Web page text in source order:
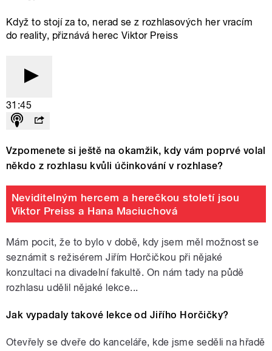
Když to stojí za to, nerad se z rozhlasových her vracím
do reality, přiznává herec Viktor Preiss
31:45
Vzpomenete si ještě na okamžik, kdy vám poprvé volal
někdo z rozhlasu kvůli účinkování v rozhlase?
Neviditelným hercem a herečkou století jsou
Viktor Preiss a Hana Maciuchová
Mám pocit, že to bylo v době, kdy jsem měl možnost se
seznámit s režisérem Jiřím Horčičkou při nějaké
konzultaci na divadelní fakultě. On nám tady na půdě
rozhlasu udělil nějaké lekce...
Jak vypadaly takové lekce od Jiřího Horčičky?
Otevřely se dveře do kanceláře, kde jsme seděli na hřadě